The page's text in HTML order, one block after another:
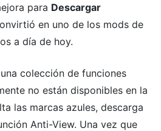
para Descargar
en uno de los mods de
a día de hoy.
colección de funciones
no están disponibles en la
las marcas azules, descarga
Anti-View. Una vez que